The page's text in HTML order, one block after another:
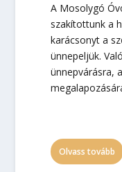
A Mosolygó
szakítottunk a
karácsonyt a
ünnepeljük.
ünnepvárásra,
Olvass tovább